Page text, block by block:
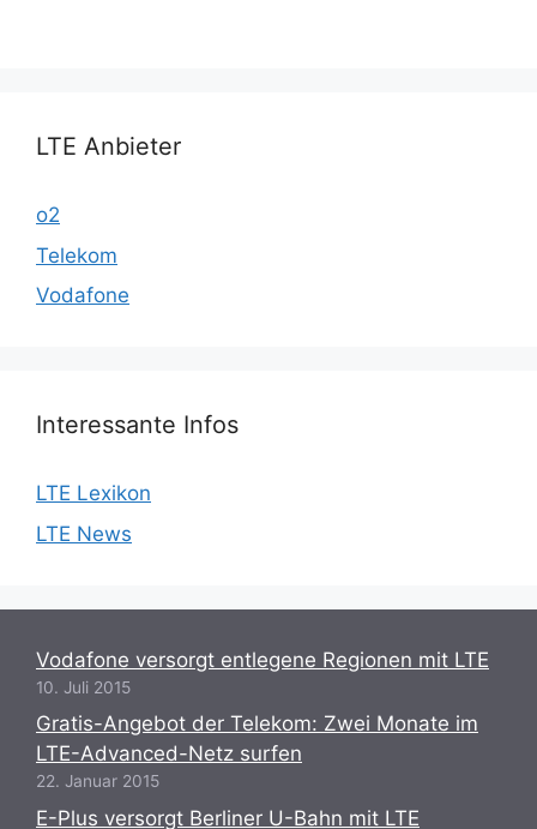
LTE Anbieter
o2
Telekom
Vodafone
Interessante Infos
LTE Lexikon
LTE News
Vodafone versorgt entlegene Regionen mit LTE
10. Juli 2015
Gratis-Angebot der Telekom: Zwei Monate im
LTE-Advanced-Netz surfen
22. Januar 2015
E-Plus versorgt Berliner U-Bahn mit LTE